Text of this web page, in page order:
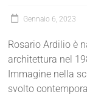
Gennaio 6, 2023
Rosario Ardilio è
architettura nel
Immagine nella
svolto